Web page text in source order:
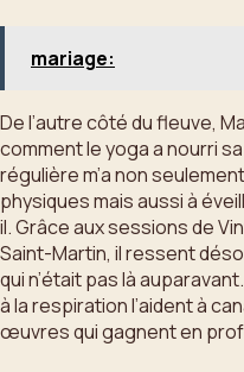
mariage:
De l’autre côté du fleuve,
comment le yoga a nourri
régulière m’a non
physiques mais aussi à
il. Grâce aux sessions de
Saint-Martin, il ressent
qui n’était pas là
à la respiration l’aident à
œuvres qui gagnent en